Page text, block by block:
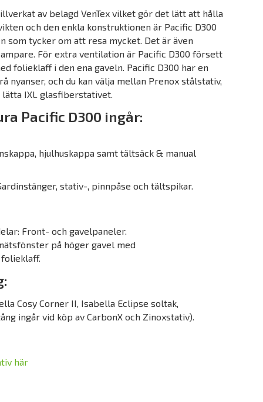
av belagd VenTex vilket gör det lätt att hålla
och den enkla konstruktionen är Pacific D300
som tycker om att resa mycket. Det är även
För extra ventilation är Pacific D300 försett
folieklaff i den ena gaveln. Pacific D300 har en
nyanser, och du kan välja mellan Prenox stålstativ,
IXL glasfiberstativet.
Pacific D300 ingår:
hjulhuskappa samt tältsäck & manual
stativ-, pinnpåse och tältspikar.
Front- och gavelpaneler.
på höger gavel med
Cosy Corner II, Isabella Eclipse soltak,
ingår vid köp av CarbonX och Zinoxstativ).
här